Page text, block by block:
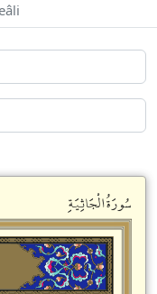
سُورَةُالْجَاثِيَةِ